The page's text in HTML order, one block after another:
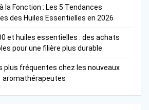
la Fonction : Les 5 Tendances
des Huiles Essentielles en 2026
et huiles essentielles : des achats
pour une filière plus durable
plus fréquentes chez les nouveaux
aromathérapeutes